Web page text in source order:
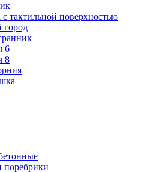
тактильной поверхностью
город
6
8